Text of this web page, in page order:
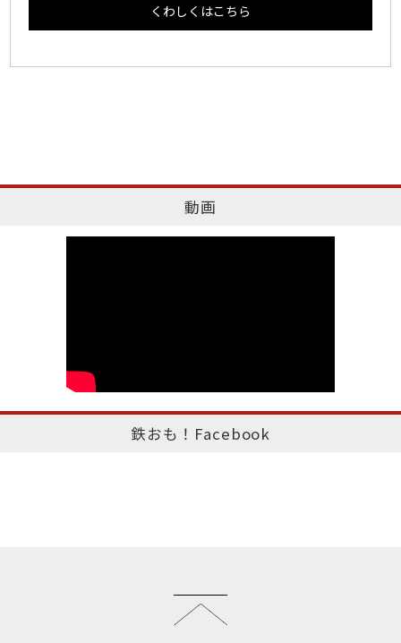
くわしくはこちら
動画
鉄おも！Facebook